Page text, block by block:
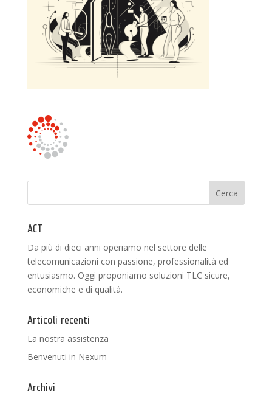
ACT
Da più di dieci anni operiamo nel settore delle
telecomunicazioni con passione, professionalità ed
entusiasmo. Oggi proponiamo soluzioni TLC sicure,
economiche e di qualità.
Articoli recenti
La nostra assistenza
Benvenuti in Nexum
Archivi